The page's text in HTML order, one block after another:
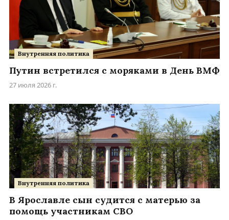
Внутренняя политика
Путин встретился с моряками в День ВМФ
27 июля 2026 г.
Внутренняя политика
В Ярославле сын судится с матерью за
помощь участникам СВО